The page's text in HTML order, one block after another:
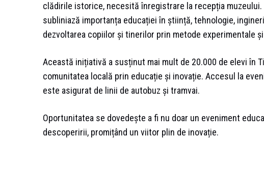
clădirile istorice, necesită înregistrare la recepția muzeului.
subliniază importanța educației în știință, tehnologie,
dezvoltarea copiilor și tinerilor prin metode experimentale
Această inițiativă a susținut mai mult de 20.000 de elevi în
comunitatea locală prin educație și inovație. Accesul la
este asigurat de linii de autobuz și tramvai.
Oportunitatea se dovedește a fi nu doar un eveniment
descoperirii, promițând un viitor plin de inovație.